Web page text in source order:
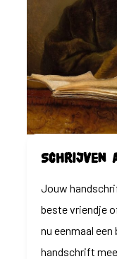
Schrijven
Jouw
beste vriendje
nu eenmaal
handschrift